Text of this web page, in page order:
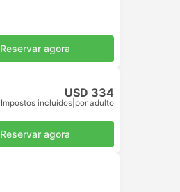
Reservar agora
USD 334
Impostos incluídos por adulto
Reservar agora